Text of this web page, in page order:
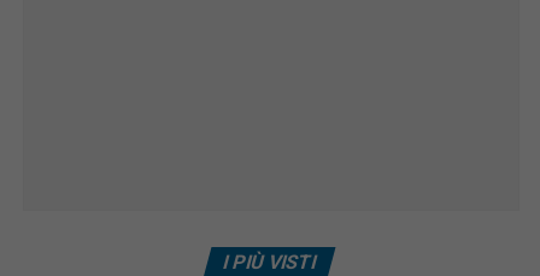
I PIÙ VISTI